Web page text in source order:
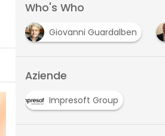
Who's Who
Giovanni Guardalben
Aziende
Impresoft Group